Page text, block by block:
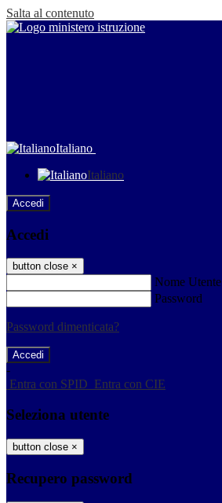
Salta al contenuto
Italiano
Italiano
Accedi
Accedi
button close ×
Nome Utente
Password
Password dimenticata?
-
Entra con SPID Entra con CIE
Seleziona utente
button close ×
Recupero password